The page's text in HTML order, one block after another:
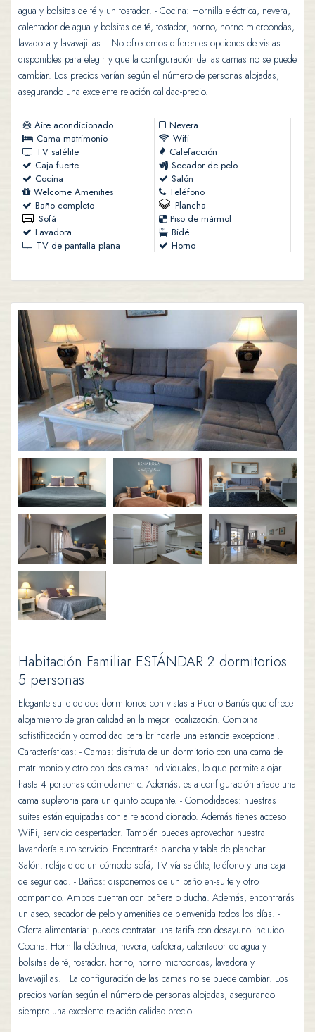
agua y bolsitas de té y un tostador. - Cocina: Hornilla eléctrica, nevera,
calentador de agua y bolsitas de té, tostador, horno, horno microondas,
lavadora y lavavajillas. No ofrecemos diferentes opciones de vistas
disponibles para elegir y que la configuración de las camas no se puede
cambiar. Los precios varían según el número de personas alojadas,
asegurando una excelente relación calidad-precio.
Aire acondicionado
Nevera
Cama matrimonio
Wifi
TV satélite
Calefacción
Caja fuerte
Secador de pelo
Cocina
Salón
Welcome Amenities
Teléfono
Baño completo
Plancha
Sofá
Piso de mármol
Lavadora
Bidé
TV de pantalla plana
Horno
Habitación Familiar ESTÁNDAR 2 dormitorios
5 personas
Elegante suite de dos dormitorios con vistas a Puerto Banús que ofrece
alojamiento de gran calidad en la mejor localización. Combina
sofistificación y comodidad para brindarle una estancia excepcional.
Características: - Camas: disfruta de un dormitorio con una cama de
matrimonio y otro con dos camas individuales, lo que permite alojar
hasta 4 personas cómodamente. Además, esta configuración añade una
cama supletoria para un quinto ocupante. - Comodidades: nuestras
suites están equipadas con aire acondicionado. Además tienes acceso
WiFi, servicio despertador. También puedes aprovechar nuestra
lavandería auto-servicio. Encontrarás plancha y tabla de planchar. -
Salón: relájate de un cómodo sofá, TV vía satélite, teléfono y una caja
de seguridad. - Baños: disponemos de un baño en-suite y otro
compartido. Ambos cuentan con bañera o ducha. Además, encontrarás
un aseo, secador de pelo y amenities de bienvenida todos los días. -
Oferta alimentaria: puedes contratar una tarifa con desayuno incluido. -
Cocina: Hornilla eléctrica, nevera, cafetera, calentador de agua y
bolsitas de té, tostador, horno, horno microondas, lavadora y
lavavajillas. La configuración de las camas no se puede cambiar. Los
precios varían según el número de personas alojadas, asegurando
siempre una excelente relación calidad-precio.